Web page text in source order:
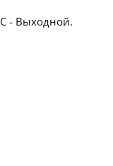
- Выходной.